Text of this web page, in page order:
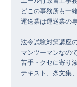
どこの事務所も一
運送業は運送業の
法令試験対策講座
マンツーマンなの
苦手・クセに寄り
テキスト、条文集